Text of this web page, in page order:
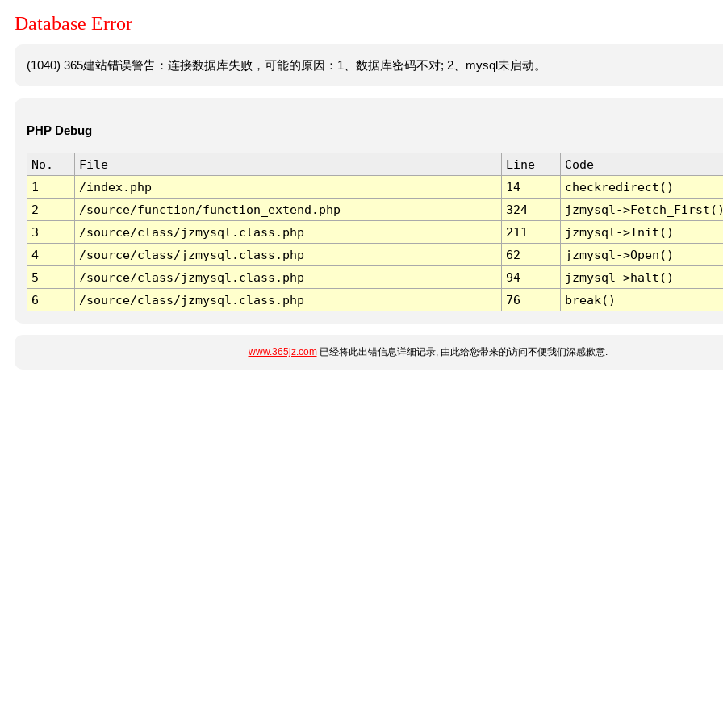
Database Error
(1040) 365建站错误警告：连接数据库失败，可能的原因：1、数据库密码不对; 2、mysql未启动。
PHP Debug
No. File Line
Code
1
/index.php 14
checkredirect()
2
/source/function/function_extend.php 324
jzmysql-
3
/source/class/jzmysql.class.php 211
jzmysql->Init()
4
/source/class/jzmysql.class.php 62
jzmysql->Open()
5
/source/class/jzmysql.class.php 94
jzmysql->halt()
6
/source/class/jzmysql.class.php 76 break()
www.365jz.com已经将此出错信息详细记录, 由此给您带来的访问不便我们深感歉意.